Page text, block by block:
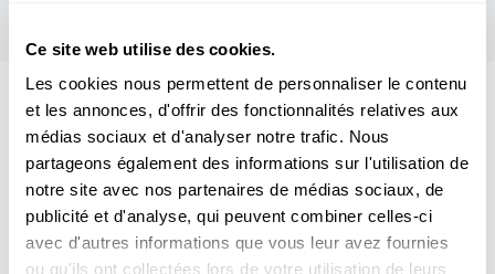
Ce site web utilise des cookies.
Les cookies nous permettent de personnaliser le contenu
et les annonces, d'offrir des fonctionnalités relatives aux
médias sociaux et d'analyser notre trafic. Nous
partageons également des informations sur l'utilisation de
notre site avec nos partenaires de médias sociaux, de
publicité et d'analyse, qui peuvent combiner celles-ci
avec d'autres informations que vous leur avez fournies
ou qu'ils ont collectées lors de votre utilisation de leurs
Aussi intéréssant
POLITIK